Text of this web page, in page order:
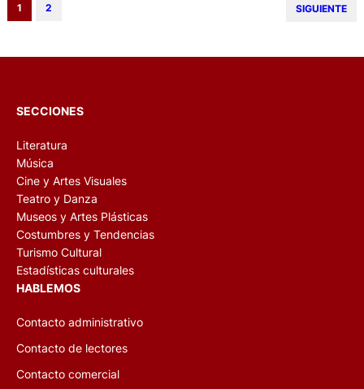
1 2 SIGUIENTE
SECCIONES
Literatura
Música
Cine y Artes Visuales
Teatro y Danza
Museos y Artes Plásticas
Costumbres y Tendencias
Turismo Cultural
Estadísticas culturales
HABLEMOS
Contacto administrativo
Contacto de lectores
Contacto comercial